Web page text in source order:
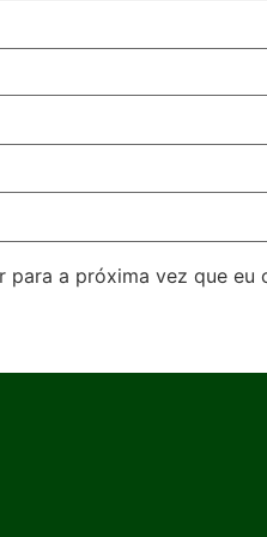
para a próxima vez que eu